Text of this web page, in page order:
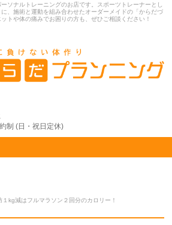
ソナルトレーニングのお店です。スポーツトレーナーとし
、施術と運動を組み合わせたオーダーメイドの「からだづ
トや体の痛みでお困りの方も、ぜひご相談ください！
制 (日・祝日定休)
１kg減はフルマラソン２回分のカロリー！